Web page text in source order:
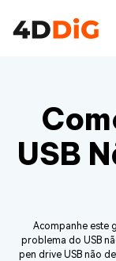
USB
Acompanhe este
problema do USB
pen drive USB não